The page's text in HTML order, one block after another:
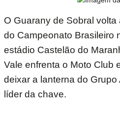
O Guarany de Sobral
do Campeonato Brasileiro
estádio Castelão do
Vale enfrenta o Moto Club
deixar a lanterna do
líder da chave.